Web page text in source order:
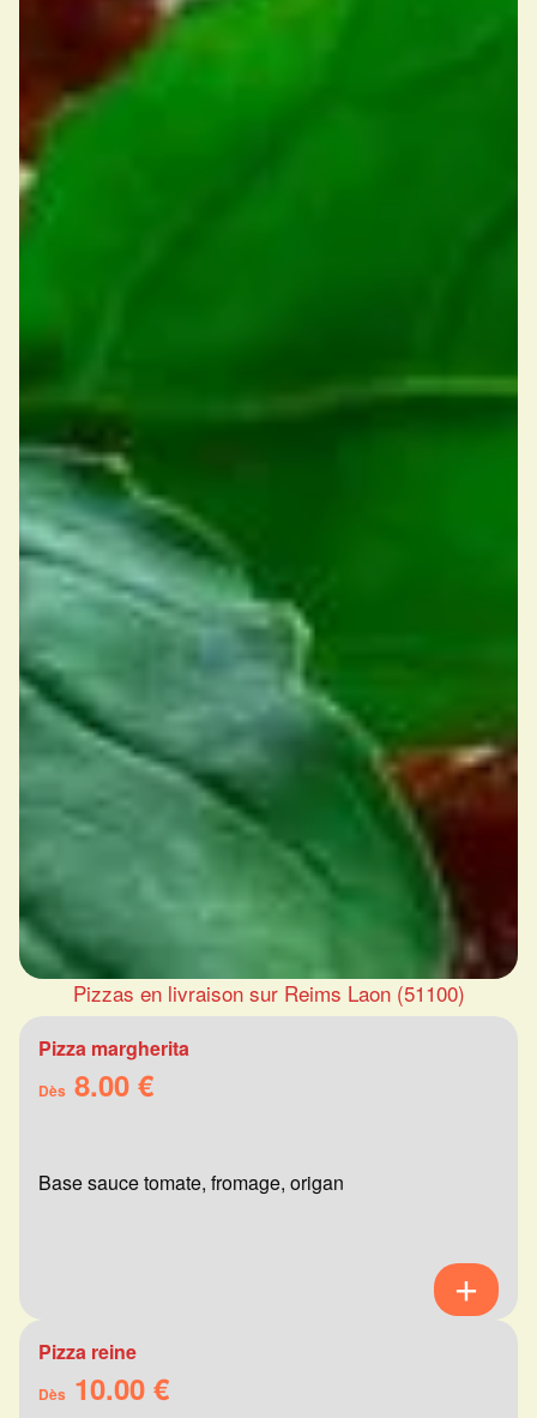
Pizzas en livraison sur Reims Laon (51100)
Pizza margherita
Dès 8.00 €
Base sauce tomate, fromage, origan
Pizza reine
Dès 10.00 €